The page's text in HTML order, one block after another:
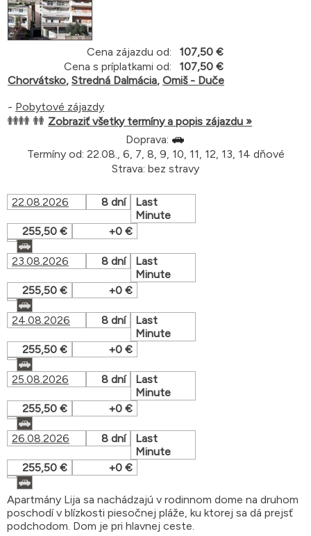
Cena zájazdu od:
107,50 €
Cena s príplatkami od:
107,50 €
Chorvátsko, Stredná Dalmácia, Omiš - Duče
- Pobytové zájazdy
Zobraziť všetky termíny a popis zájazdu »
Doprava:
Termíny od: 22.08., 6, 7, 8, 9, 10, 11, 12, 13, 14 dňové
Strava: bez stravy
22.08.2026 8 dní
Last
Minute
255,50 €
+0 €
23.08.2026 8 dní
Last
Minute
255,50 €
+0 €
24.08.2026 8 dní
Last
Minute
255,50 €
+0 €
25.08.2026 8 dní
Last
Minute
255,50 €
+0 €
26.08.2026 8 dní
Last
Minute
255,50 €
+0 €
Apartmány Lija sa nachádzajú v rodinnom dome na druhom
poschodí v blízkosti piesočnej pláže, ku ktorej sa dá prejsť
podchodom. Dom je pri hlavnej ceste.